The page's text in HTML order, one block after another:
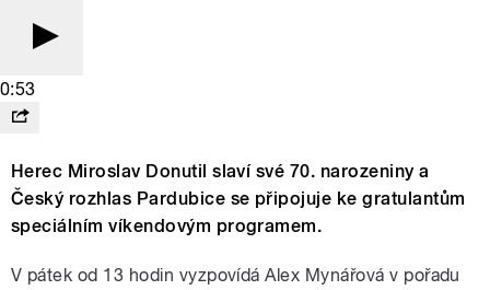
0:53
Herec Miroslav Donutil slaví své 70. narozeniny a
Český rozhlas Pardubice se připojuje ke gratulantům
speciálním víkendovým programem.
V pátek od 13 hodin vyzpovídá Alex Mynářová v pořadu